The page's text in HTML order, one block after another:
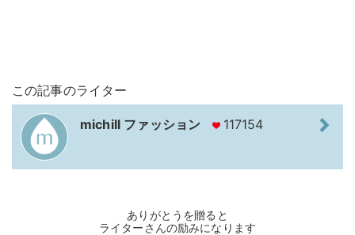
この記事のライター
michill ファッション 117154
ありがとうを贈ると
ライターさんの励みになります